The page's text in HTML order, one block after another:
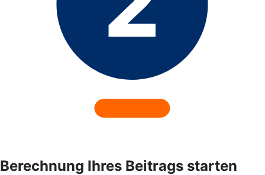
Berechnung Ihres Beitrags starten